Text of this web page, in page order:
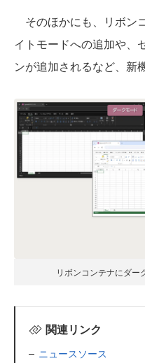
そのほかにも、リボン
イトモードへの追加や、
ンが追加されるなど、新
リボンコンテナにダー
関連リンク
ニュースソース